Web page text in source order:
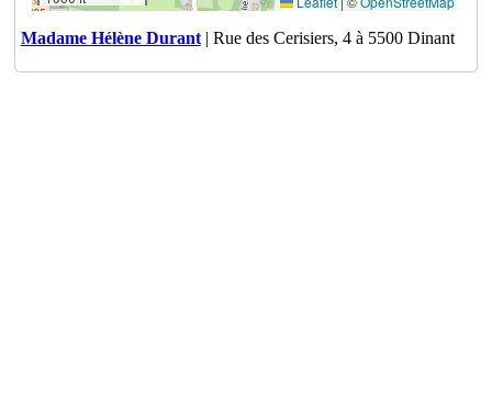
Madame Hélène Durant| Rue des Cerisiers, 4 à 5500 Dinant